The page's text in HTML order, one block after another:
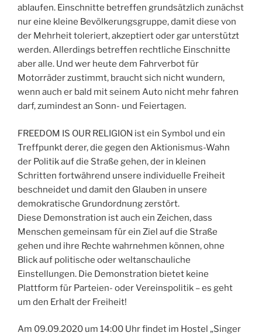
ablaufen. Einschnitte betreffen grundsätzlich zunächst
nur eine kleine Bevölkerungsgruppe, damit diese von
der Mehrheit toleriert, akzeptiert oder gar unterstützt
werden. Allerdings betreffen rechtliche Einschnitte
aber alle. Und wer heute dem Fahrverbot für
Motorräder zustimmt, braucht sich nicht wundern,
wenn auch er bald mit seinem Auto nicht mehr fahren
darf, zumindest an Sonn- und Feiertagen.
FREEDOM IS OUR RELIGION ist ein Symbol und ein
Treffpunkt derer, die gegen den Aktionismus-Wahn
der Politik auf die Straße gehen, der in kleinen
Schritten fortwährend unsere individuelle Freiheit
beschneidet und damit den Glauben in unsere
demokratische Grundordnung zerstört.
Diese Demonstration ist auch ein Zeichen, dass
Menschen gemeinsam für ein Ziel auf die Straße
gehen und ihre Rechte wahrnehmen können, ohne
Blick auf politische oder weltanschauliche
Einstellungen. Die Demonstration bietet keine
Plattform für Parteien- oder Vereinspolitik – es geht
um den Erhalt der Freiheit!
Am 09.09.2020 um 14:00 Uhr findet im Hostel „Singer